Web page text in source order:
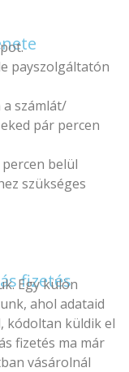
payszolgáltatón
számlát/
pár percen
belül
szükséges
fizetés
Egy külön
ahol adataid
kódoltan küldik el
fizetés ma már
vásárolnál